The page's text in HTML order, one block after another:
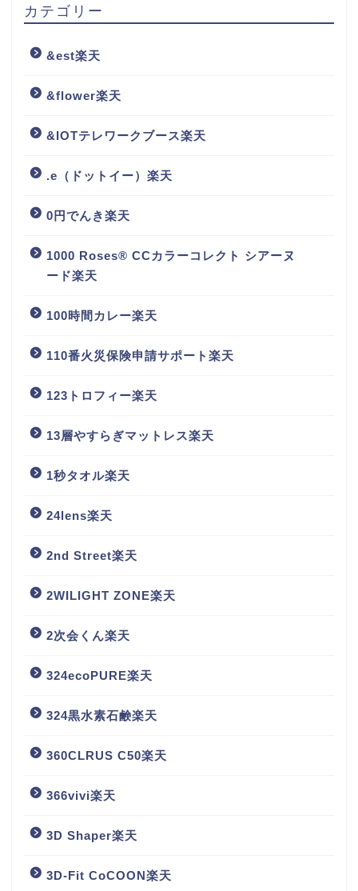
カテゴリー
&est楽天
&flower楽天
&IOTテレワークブース楽天
.e（ドットイー）楽天
0円でんき楽天
1000 Roses® CCカラーコレクト シアーヌ
ード楽天
100時間カレー楽天
110番火災保険申請サポート楽天
123トロフィー楽天
13層やすらぎマットレス楽天
1秒タオル楽天
24lens楽天
2nd Street楽天
2WILIGHT ZONE楽天
2次会くん楽天
324ecoPURE楽天
324黒水素石鹸楽天
360CLRUS C50楽天
366vivi楽天
3D Shaper楽天
3D-Fit CoCOON楽天